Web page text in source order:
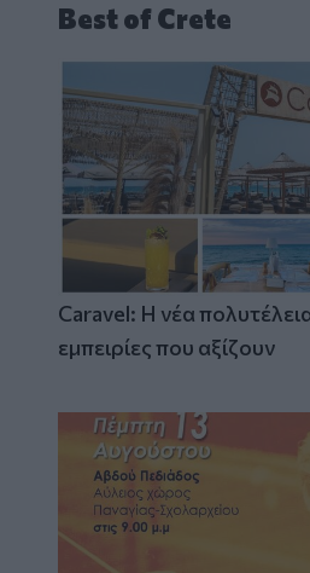
Best of Crete
Caravel: Η νέα
εμπειρίες που αξίζουν